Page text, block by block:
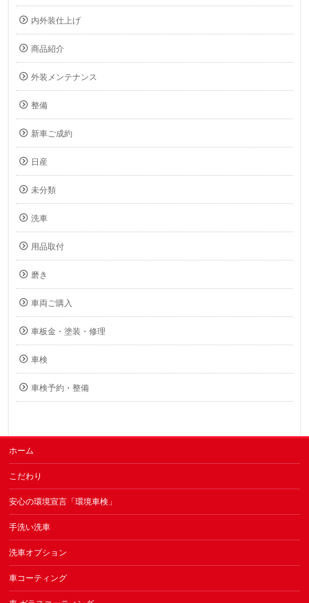
内外装仕上げ
商品紹介
外装メンテナンス
整備
新車ご成約
日産
未分類
洗車
用品取付
磨き
車両ご購入
車板金・塗装・修理
車検
車検予約・整備
ホーム
こだわり
安心の環境宣言「環境車検」
手洗い洗車
洗車オプション
車コーティング